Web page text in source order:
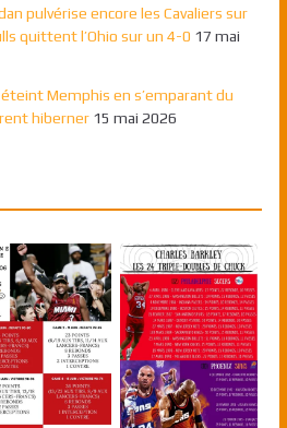
pulvérise encore les Cavaliers sur
quittent l’Ohio sur un 4-0 17 mai
Memphis en s’emparant du
hiberner 15 mai 2026